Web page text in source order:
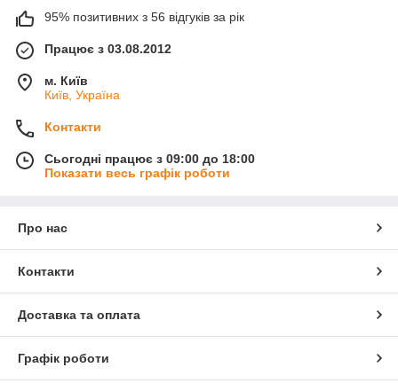
95% позитивних з 56 відгуків за рік
Працює з 03.08.2012
м. Київ
Київ, Україна
Контакти
Сьогодні працює з 09:00 до 18:00
Показати весь графік роботи
Про нас
Контакти
Доставка та оплата
Графік роботи